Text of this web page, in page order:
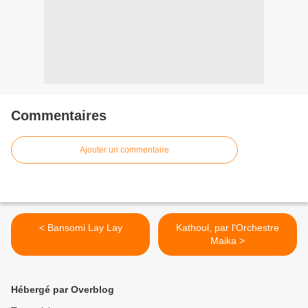
Commentaires
Ajouter un commentaire
< Bansomi Lay Lay
Kathoul, par l'Orchestre
Maika >
Hébergé par Overblog